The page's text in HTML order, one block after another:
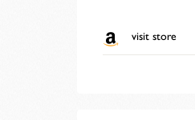
visit store